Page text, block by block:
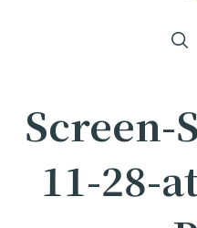
Screen-
11-28-